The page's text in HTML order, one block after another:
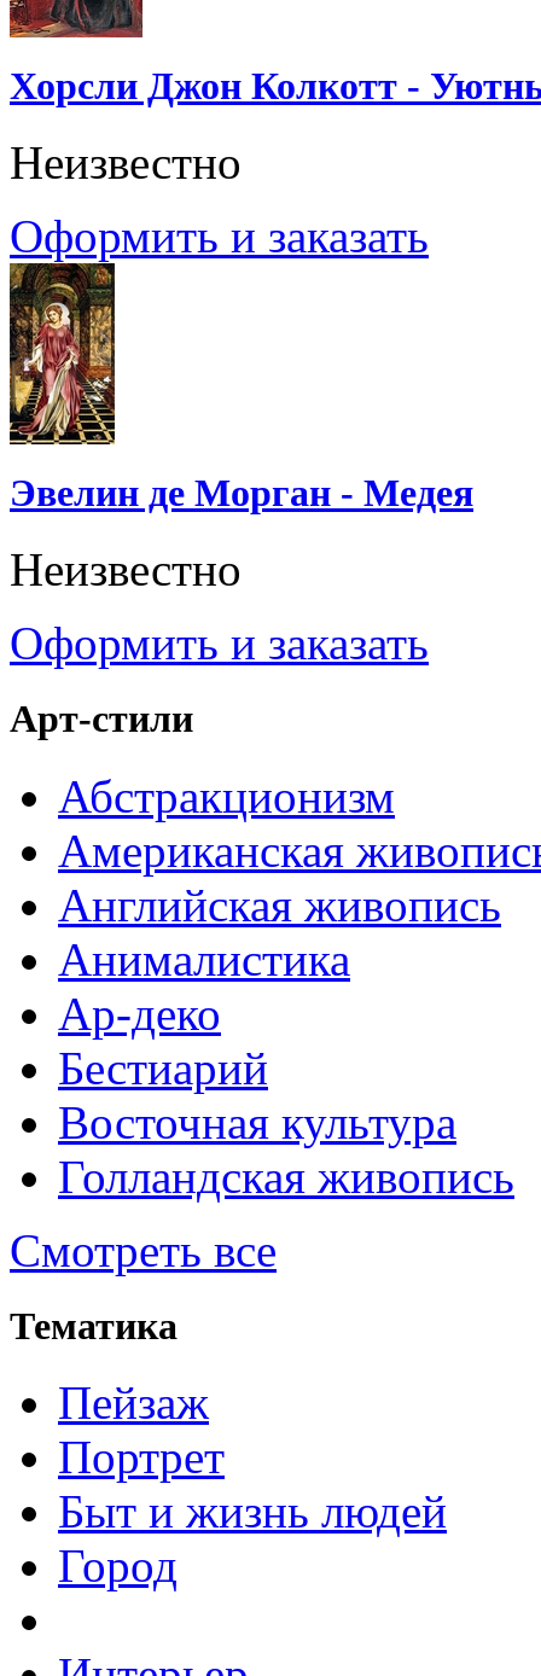
Хорсли Джон Колкотт -
Неизвестно
Оформить и заказать
Эвелин де Морган - Медея
Неизвестно
Оформить и заказать
Арт-стили
Абстракционизм
Американская
Английская живопись
Анималистика
Ар-деко
Бестиарий
Восточная культура
Голландская живопись
Смотреть все
Тематика
Пейзаж
Портрет
Быт и жизнь людей
Город